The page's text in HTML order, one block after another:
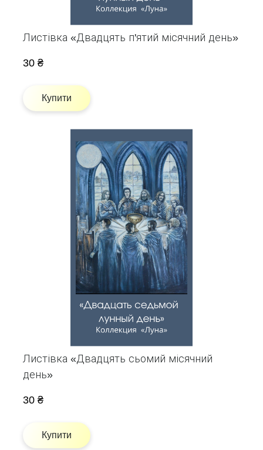
Листівка «Двадцять п'ятий місячний день»
30 ₴
Купити
Листівка «Двадцять сьомий місячний
день»
30 ₴
Купити